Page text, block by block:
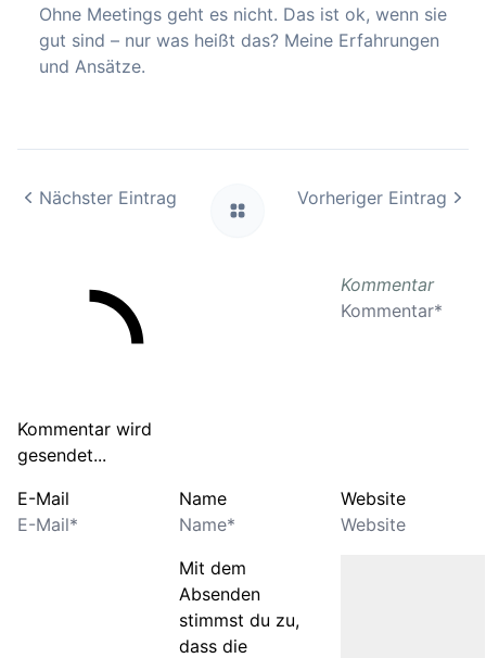
Ohne Meetings geht es nicht. Das ist ok, wenn sie
gut sind – nur was heißt das? Meine Erfahrungen
und Ansätze.
Nächster Eintrag Vorheriger Eintrag
Kommentar wird
gesendet...
Kommentar
E-Mail Name Website
Mit dem
Absenden
stimmst du zu,
dass die